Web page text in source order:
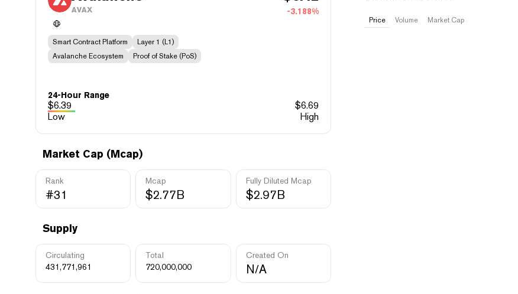
AVAX -3.188%
Smart Contract Platform
Layer 1 (L1)
Avalanche Ecosystem
Proof of Stake (PoS)
24-Hour Range
$6.39 $6.69
Low
High
Market Cap (Mcap)
Rank
#31
Mcap
$2.77B
Fully Diluted Mcap
$2.97B
Supply
Circulating
431,771,961
Total
720,000,000
Created On
N/A
Price Volume Market Cap